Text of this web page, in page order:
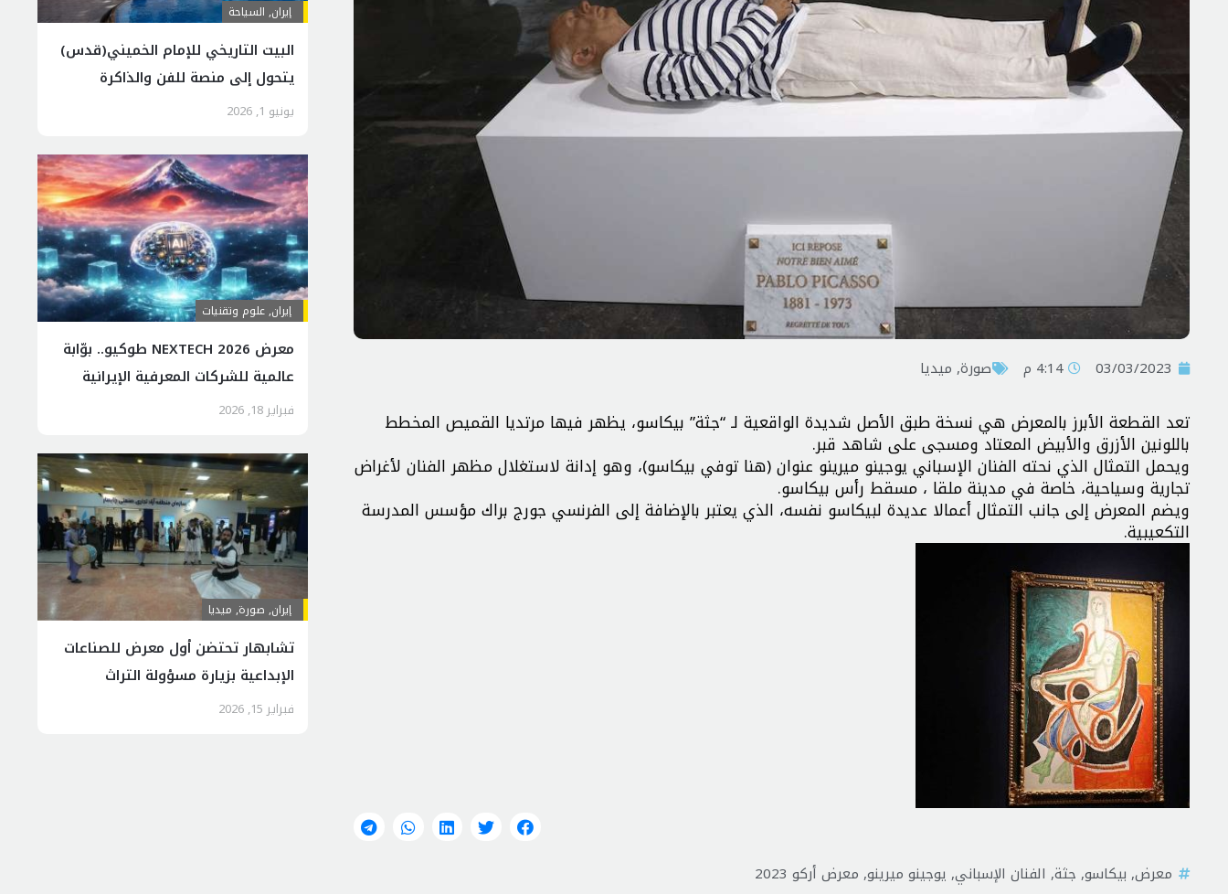
03/03/2023 4:14 م صورة, ميديا
تعد القطعة الأبرز بالمعرض هي نسخة طبق الأصل شديدة الواقعية لـ “جثة” بيكاسو، يظهر فيها مرتديا القميص المخطط
باللونين الأزرق والأبيض المعتاد ومسجى على شاهد قبر.
ويحمل التمثال الذي نحته الفنان الإسباني يوجينو ميرينو عنوان (هنا توفي بيكاسو)، وهو إدانة لاستغلال مظهر الفنان لأغراض
تجارية وسياحية، خاصة في مدينة ملقا ، مسقط رأس بيكاسو.
ويضم المعرض إلى جانب التمثال أعمالا عديدة لبيكاسو نفسه، الذي يعتبر بالإضافة إلى الفرنسي جورج براك مؤسس المدرسة
التكعيبية.
معرض, بيكاسو, جثة, الفنان الإسباني, يوجينو ميرينو, معرض أركو 2023
إيران, السياحة
البيت التاريخي للإمام الخميني(قدس)
يتحول إلى منصة للفن والذاكرة
الوطنية
يونيو 1, 2026
إيران,علوم وتقنيات
معرض NEXTECH 2026 طوكيو.. بوّابة
عالمية للشركات المعرفية الإيرانية
فبراير 18, 2026
إيران, صورة, ميديا
تشابهار تحتضن أول معرض للصناعات
الإبداعية بزيارة مسؤولة التراث
الثقافي
فبراير 15, 2026